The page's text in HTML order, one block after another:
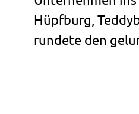
Hüpfburg,
rundete den